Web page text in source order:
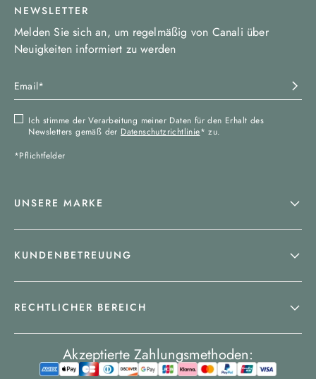
NEWSLETTER
Melden Sie sich an, um regelmäßig von Canali über
Neuigkeiten informiert zu werden
Ich stimme der Verarbeitung meiner Daten für den Erhalt des
Newsletters gemäß der Datenschutzrichtlinie* zu.
*Pflichtfelder
UNSERE MARKE
KUNDENBETREUUNG
RECHTLICHER BEREICH
Akzeptierte Zahlungsmethoden: